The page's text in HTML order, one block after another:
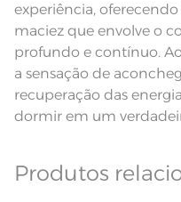
experiência,
maciez que envolve o
profundo e contínuo.
a sensação de
recuperação das
dormir em um
Produtos